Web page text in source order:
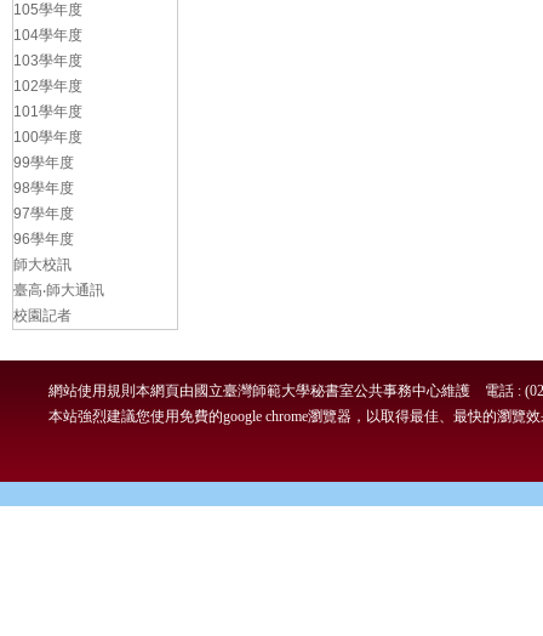
105學年度
104學年度
103學年度
102學年度
101學年度
100學年度
99學年度
98學年度
97學年度
96學年度
師大校訊
臺高‧師大通訊
校園記者
本網頁由國立臺灣師範大學秘書室公共事務中心維護 電話 :
網站使用規則
本站強烈建議您使用免費的google chrome瀏覽器，以取得最佳、最快的瀏覽